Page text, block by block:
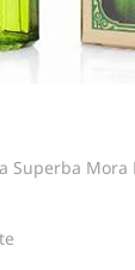
Superba Mora